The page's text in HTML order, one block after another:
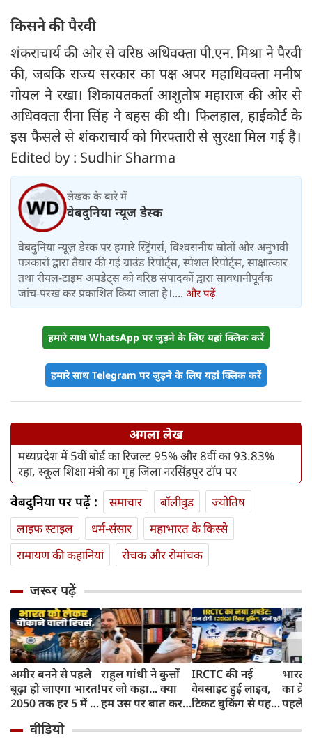
किसने की पैरवी
शंकराचार्य की ओर से वरिष्ठ अधिवक्ता पी.एन. मिश्रा ने पैरवी
की, जबकि राज्य सरकार का पक्ष अपर महाधिवक्ता मनीष
गोयल ने रखा। शिकायतकर्ता आशुतोष महाराज की ओर से
अधिवक्ता रीना सिंह ने बहस की थी। फिलहाल, हाईकोर्ट के
इस फैसले से शंकराचार्य को गिरफ्तारी से सुरक्षा मिल गई है।
Edited by : Sudhir Sharma
लेखक के बारे में
वेबदुनिया न्यूज डेस्क
वेबदुनिया न्यूज़ डेस्क पर हमारे स्ट्रिंगर्स, विश्वसनीय स्रोतों और अनुभवी
पत्रकारों द्वारा तैयार की गई ग्राउंड रिपोर्ट्स, स्पेशल रिपोर्ट्स, साक्षात्कार
तथा रीयल-टाइम अपडेट्स को वरिष्ठ संपादकों द्वारा सावधानीपूर्वक
जांच-परख कर प्रकाशित किया जाता है।.... और पढ़ें
हमारे साथ WhatsApp पर जुड़ने के लिए यहां क्लिक करें
हमारे साथ Telegram पर जुड़ने के लिए यहां क्लिक करें
अगला लेख
मध्यप्रदेश में 5वीं बोर्ड का रिजल्ट 95% और 8वीं का 93.83%
रहा, स्कूल शिक्षा मंत्री का गृह जिला नरसिंहपुर टॉप पर
वेबदुनिया पर पढ़ें : समाचार बॉलीवुड
ज्योतिष
लाइफ स्‍टाइल
धर्म-संसार
महाभारत के किस्से
रामायण की कहानियां
रोचक और रोमांचक
जरूर पढ़ें
अमीर बनने से पहले
बूढ़ा हो जाएगा भारत!
2050 तक हर 5 में 1
साल से ज्यादा उम्र का
राहुल गांधी ने कुत्तों
पर जो कहा... क्या
हम उस पर बात कर
IRCTC की नई
वेबसाइट हुई लाइव,
टिकट बुकिंग से पहले
काम, जानें पूरा
भारत
का
पहले
और
वीडियो